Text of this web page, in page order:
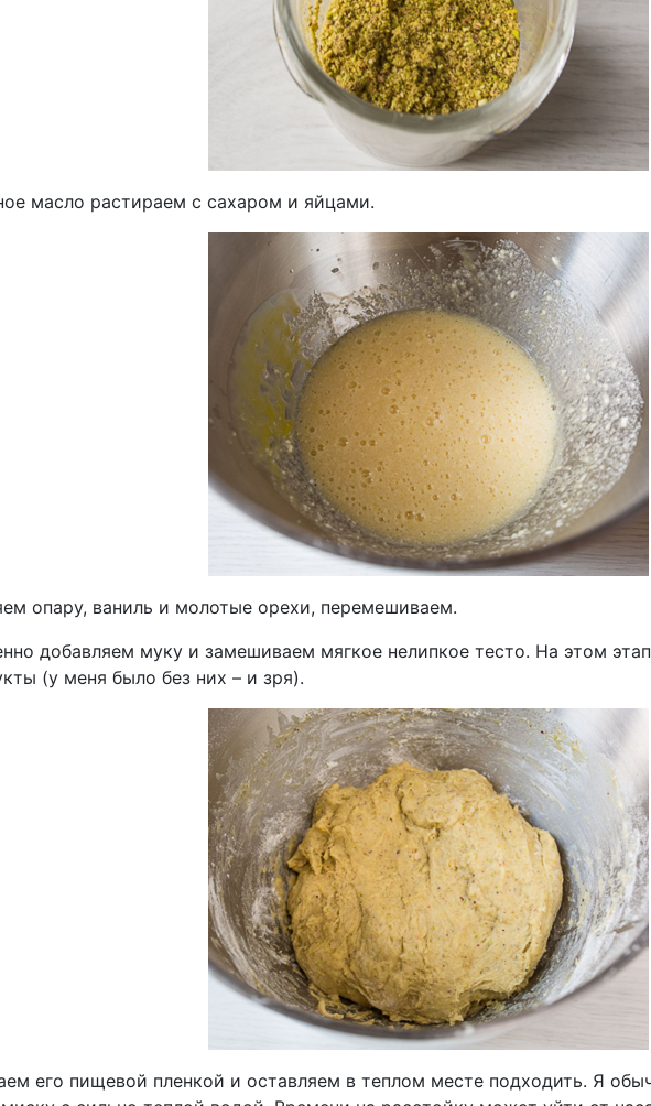
масло растираем с сахаром и яйцами.
опару, ваниль и молотые орехи, перемешиваем.
добавляем муку и замешиваем мягкое нелипкое тесто. На этом
(у меня было без них – и зря).
его пищевой пленкой и оставляем в теплом месте подходить. Я